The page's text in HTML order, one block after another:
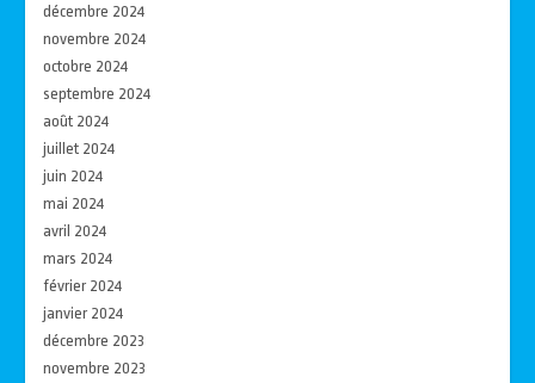
décembre 2024
novembre 2024
octobre 2024
septembre 2024
août 2024
juillet 2024
juin 2024
mai 2024
avril 2024
mars 2024
février 2024
janvier 2024
décembre 2023
novembre 2023